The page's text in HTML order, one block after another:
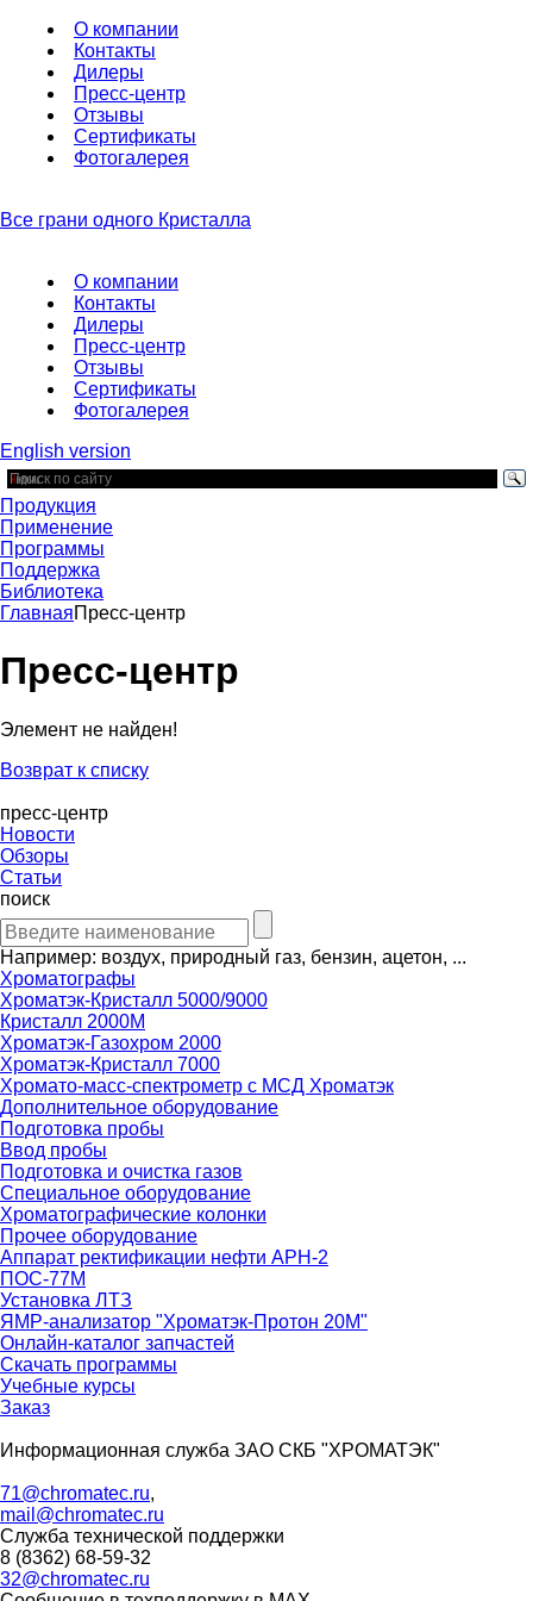
О компании
Контакты
Дилеры
Пресс-центр
Отзывы
Сертификаты
Фотогалерея
Все грани одного Кристалла
О компании
Контакты
Дилеры
Пресс-центр
Отзывы
Сертификаты
Фотогалерея
English version
Продукция
Применениe
Программы
Поддержка
Библиотека
ГлавнаяПресс-центр
Пресс-центр
Элемент не найден!
Возврат к списку
пресс-центр
Новости
Обзоры
Статьи
поиск
Например: воздух, природный газ, бензин, ацетон, ...
Хроматографы
Хроматэк-Кристалл 5000/9000
Кристалл 2000М
Хроматэк-Газохром 2000
Хроматэк-Кристалл 7000
Хромато-масс-спектрометр с МСД Хроматэк
Дополнительное оборудование
Подготовка пробы
Ввод пробы
Подготовка и очистка газов
Специальное оборудование
Хроматографические колонки
Прочее оборудование
Аппарат ректификации нефти АРН-2
ПОС-77М
Установка ЛТЗ
ЯМР-анализатор "Хроматэк-Протон 20М"
Онлайн-каталог запчастей
Скачать программы
Учебные курсы
Заказ
Информационная служба ЗАО СКБ "ХРОМАТЭК"
71@chromatec.ru,
mail@chromatec.ru
Служба технической поддержки
8 (8362) 68-59-32
32@chromatec.ru